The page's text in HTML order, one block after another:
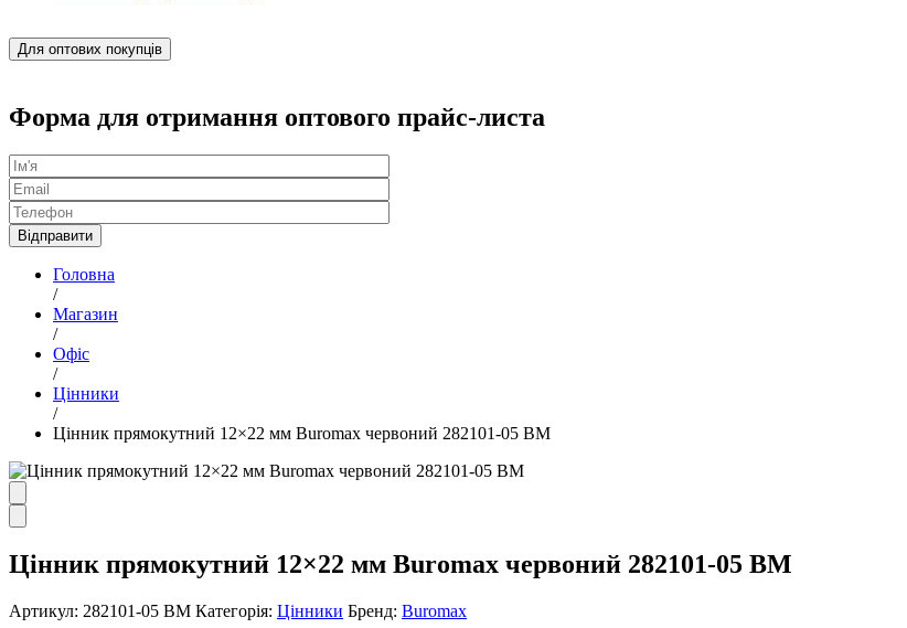
Для оптових покупців
Форма для отримання оптового прайс-листа
Головна
/
Магазин
/
Офіс
/
Цінники
/
Цінник прямокутний 12×22 мм Buromax червоний 282101-05 BM
Цінник прямокутний 12×22 мм Buromax червоний 282101-05 BM
Артикул: 282101-05 BM Категорія: Цінники Бренд: Buromax